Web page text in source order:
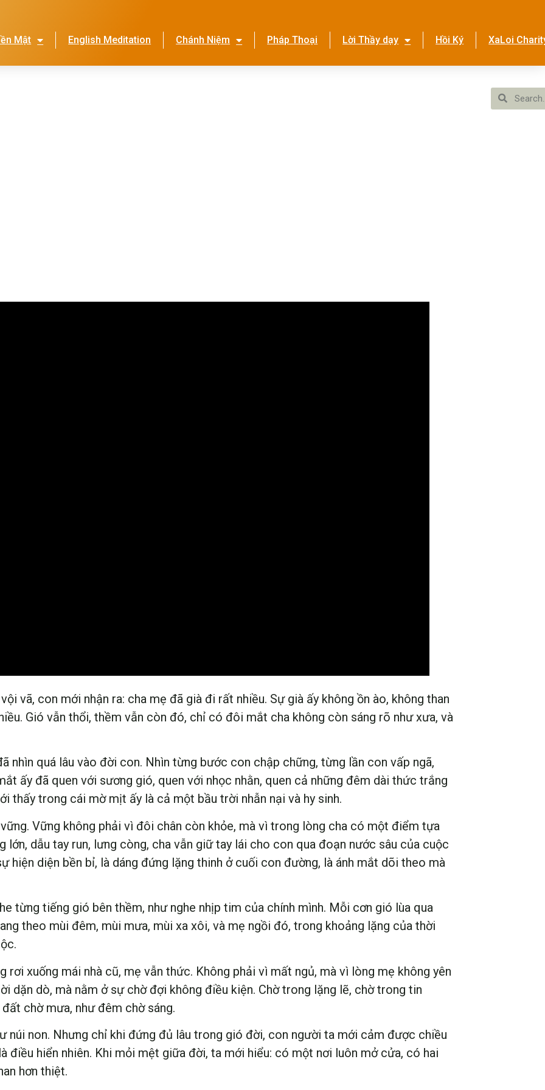
Mật English Meditation Chánh Niệm Pháp Thoại Lời Thầy dạy Hồi Ký XaLoi
vã, con mới nhận ra: cha mẹ đã già đi rất nhiều. Sự già ấy không ồn ào, không than
Gió vẫn thổi, thềm vẫn còn đó, chỉ có đôi mắt cha không còn sáng rõ như xưa, và
nhìn quá lâu vào đời con. Nhìn từng bước con chập chững, từng lần con vấp ngã,
ấy đã quen với sương gió, quen với nhọc nhằn, quen cả những đêm dài thức trắng
thấy trong cái mờ mịt ấy là cả một bầu trời nhẫn nại và hy sinh.
Vững không phải vì đôi chân còn khỏe, mà vì trong lòng cha có một điểm tựa
dẫu tay run, lưng còng, cha vẫn giữ tay lái cho con qua đoạn nước sâu của cuộc
hiện diện bền bỉ, là dáng đứng lặng thinh ở cuối con đường, là ánh mắt dõi theo mà
từng tiếng gió bên thềm, như nghe nhịp tim của chính mình. Mỗi cơn gió lùa qua
theo mùi đêm, mùi mưa, mùi xa xôi, và mẹ ngồi đó, trong khoảng lặng của thời
rơi xuống mái nhà cũ, mẹ vẫn thức. Không phải vì mất ngủ, mà vì lòng mẹ không yên
dặn dò, mà nằm ở sự chờ đợi không điều kiện. Chờ trong lặng lẽ, chờ trong tin
chờ mưa, như đêm chờ sáng.
núi non. Nhưng chỉ khi đứng đủ lâu trong gió đời, con người ta mới cảm được chiều
điều hiển nhiên. Khi mỏi mệt giữa đời, ta mới hiểu: có một nơi luôn mở cửa, có hai
hơn thiệt.